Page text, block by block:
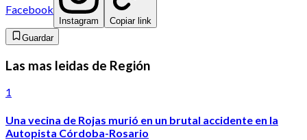
Facebook
Instagram
Copiar link
Guardar
Las mas leidas de Región
1
Una vecina de Rojas murió en un brutal accidente en la
Autopista Córdoba-Rosario